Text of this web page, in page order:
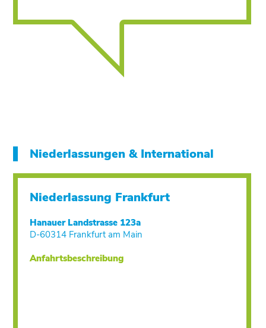
Niederlassungen & International
Niederlassung Frankfurt
Hanauer Landstrasse 123a
D-60314 Frankfurt am Main
Anfahrtsbeschreibung